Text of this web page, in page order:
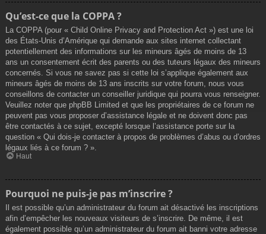
Qu’est-ce que la COPPA ?
La COPPA (pour « Child Online Privacy and Protection Act ») est une loi
des États-Unis d’Amérique qui demande aux sites internet collectant
potentiellement des informations sur les mineurs âgés de moins de 13
ans un consentement écrit des parents ou des tuteurs légaux des mineurs
concernés. Si vous ne savez pas si cette loi s’applique également aux
mineurs âgés de moins de 13 ans inscrits sur votre forum, nous vous
conseillons de contacter un conseiller juridique qui pourra vous renseigner.
Veuillez noter que phpBB Limited et que les propriétaires de ce forum ne
peuvent pas vous proposer d’assistance légale et ne doivent donc pas
être contactés à ce sujet, excepté lorsque l’assistance porte sur la
question « Qui dois-je contacter à propos de problèmes d’abus ou d’ordres
légaux liés à ce forum ? ».
Haut
Pourquoi ne puis-je pas m’inscrire ?
Il est possible qu’un administrateur du forum ait désactivé les inscriptions
afin d’empêcher les nouveaux visiteurs de s’inscrire. De même, il est
également possible qu’un administrateur du forum ait banni votre adresse